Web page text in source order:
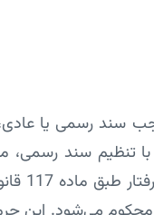
سند رسمی یا
تنظیم سند رسمی،
می‌دهد که